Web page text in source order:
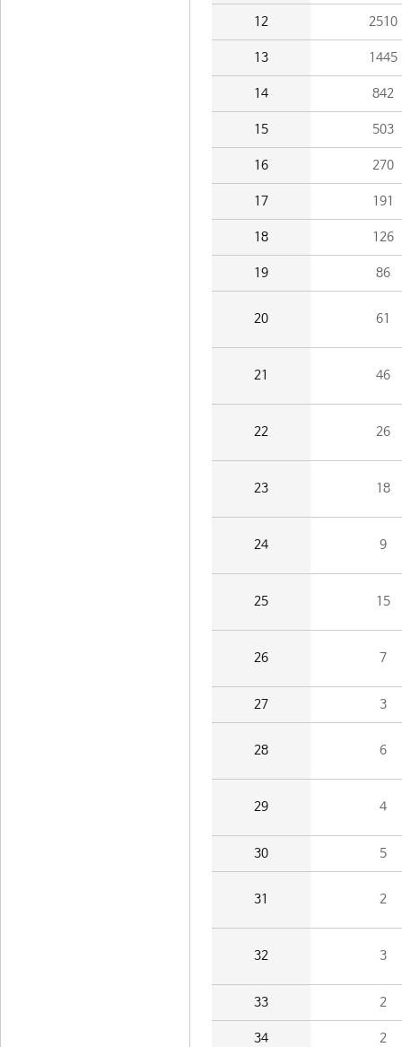
12 2510
13 1445
14 842
15 503
16 270
17 191
18 126
19 86
20 61
21 46
22 26
23 18
24 9
25 15
26 7
27 3
28 6
29 4
30 5
31 2
32 3
33 2
34 2